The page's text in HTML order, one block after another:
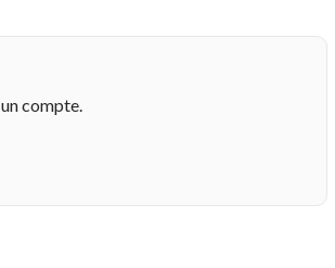
compte.